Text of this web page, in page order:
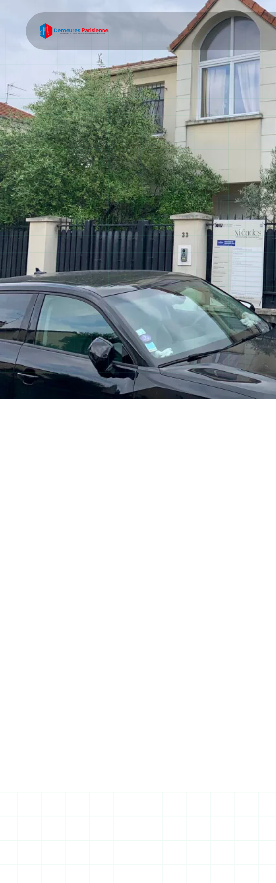
Entreprise de
construction
Savigny-sur-Orge
Votre entreprise de construction Savigny-sur-Orge pour tous vos
projets immobiliers. Construction de maisons individuelles,
extensions et rénovations complètes depuis plus de 15 ans.
Demander un devis 01 60 10 93 28